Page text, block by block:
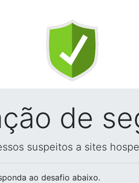
de
suspeitos a sites
ao desafio abaixo.